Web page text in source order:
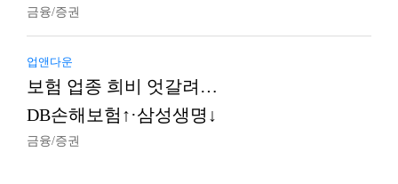
금융/증권
업앤다운
보험 업종 희비 엇갈려…
DB손해보험↑·삼성생명↓
금융/증권